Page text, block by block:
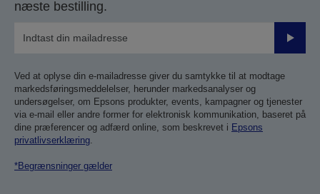
næste bestilling.
Send
Ved at oplyse din e-mailadresse giver du samtykke til at modtage
markedsføringsmeddelelser, herunder markedsanalyser og
undersøgelser, om Epsons produkter, events, kampagner og tjenester
via e-mail eller andre former for elektronisk kommunikation, baseret på
dine præferencer og adfærd online, som beskrevet i Epsons
privatlivserklæring.
*Begrænsninger gælder